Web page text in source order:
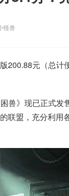
怪兽
200.88元（总计
兽》现已正式
联盟，充分利用